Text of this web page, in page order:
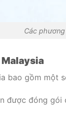
Các
bao gồm một
được đóng